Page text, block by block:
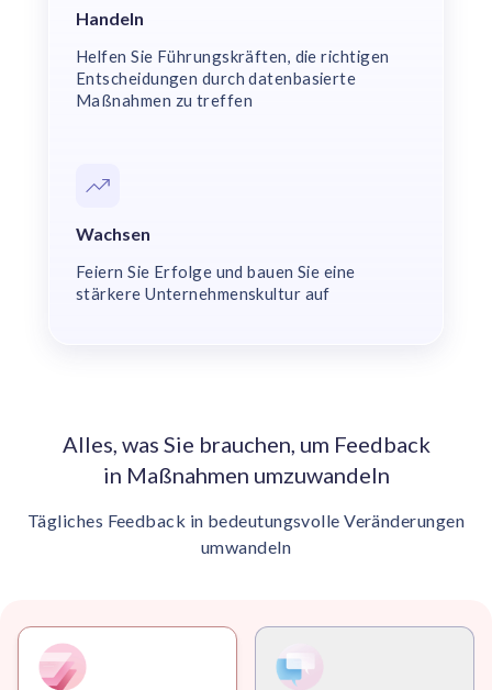
Handeln
Helfen Sie Führungskräften, die richtigen
Entscheidungen durch datenbasierte
Maßnahmen zu treffen
Wachsen
Feiern Sie Erfolge und bauen Sie eine
stärkere Unternehmenskultur auf
Alles, was Sie brauchen, um Feedback
in Maßnahmen umzuwandeln
Tägliches Feedback in bedeutungsvolle Veränderungen
umwandeln